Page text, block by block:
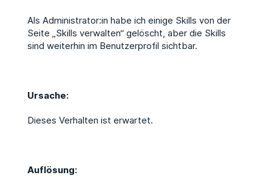
Als Administrator:in habe ich einige Skills von der
Seite „Skills verwalten“ gelöscht, aber die Skills
sind weiterhin im Benutzerprofil sichtbar.
Ursache:
Dieses Verhalten ist erwartet.
Auflösung: